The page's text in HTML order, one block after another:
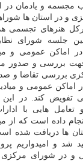
و یادمان در
و در استان ها
هنرهای تجسمی
جلسه شورای
اماکن عمومی و
بررسی و صدور
بررسی تقاضا و
اماکن عمومی و
تفویض کند. در
تعامل هایی با
داده است که از
ها دریافت شده
شد و امیدواریم
و در شورای مرکزی